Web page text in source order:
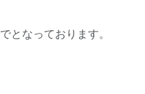
となっております。